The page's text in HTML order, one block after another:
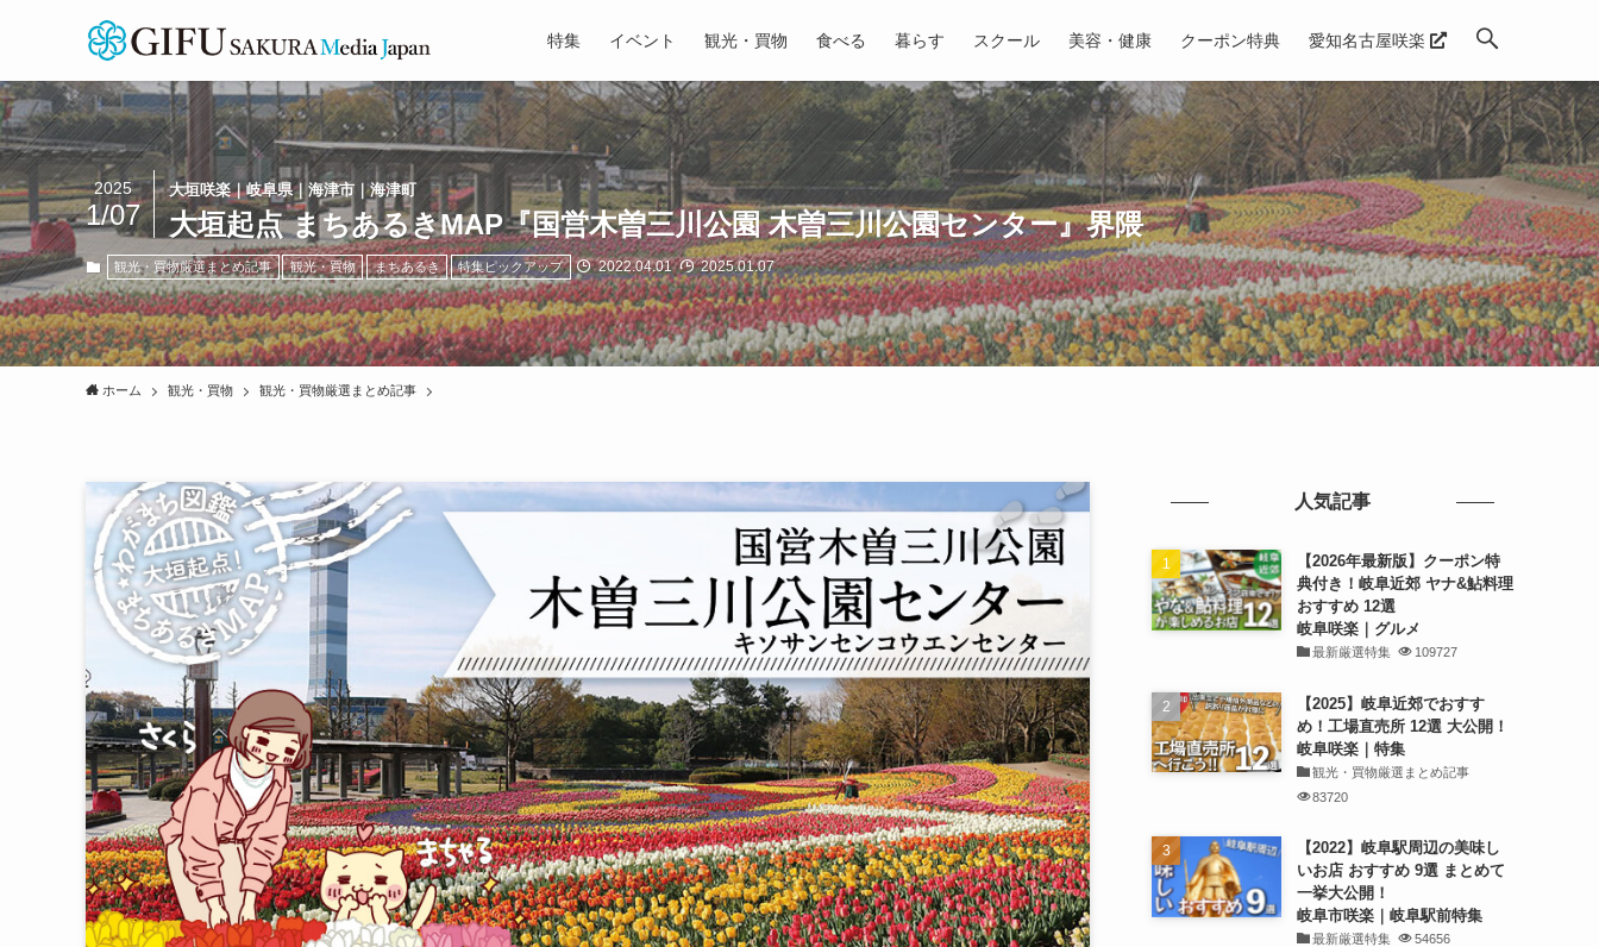
特集 イベント 観光・買物 食べる 暮らす スクール 美容・健康 クーポン特典 愛知名古屋咲楽
大垣咲楽｜岐阜県｜海津市｜海津町
大垣起点 まちあるきMAP『国営木曽三川公園 木曽三川公園センター』界隈
2025
1/07
観光・買物厳選まとめ記事 観光・買物 まちあるき 特集ピックアップ 2022.04.01 2025.01.07
ホーム 観光・買物 観光・買物厳選まとめ記事
人気記事
【2026年最新版】クーポン特
典付き！岐阜近郊 ヤナ&鮎料理
おすすめ 12選
岐阜咲楽｜グルメ
最新厳選特集 109727
【2025】岐阜近郊でおすす
め！工場直売所 12選 大公開！
岐阜咲楽｜特集
観光・買物厳選まとめ記事
83720
【2022】岐阜駅周辺の美味し
いお店 おすすめ 9選 まとめて
一挙大公開！
岐阜市咲楽｜岐阜駅前特集
最新厳選特集 54656